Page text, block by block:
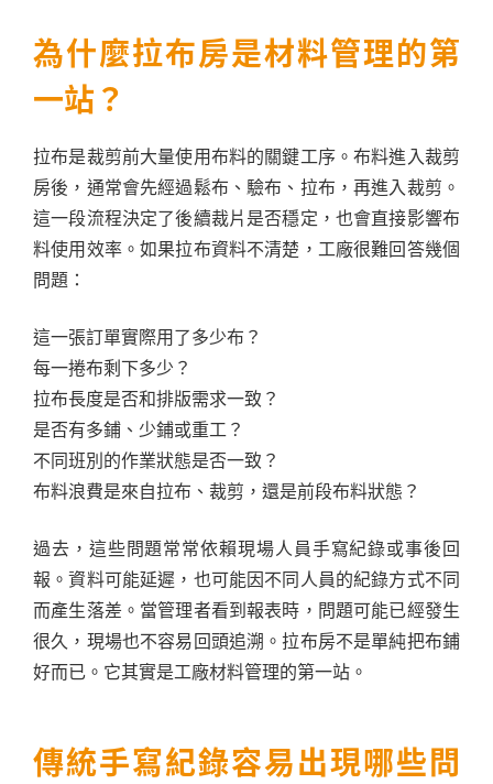
為什麼拉布房是材料管理的第
一站？
拉布是裁剪前大量使用布料的關鍵工序。布料進入裁剪
房後，通常會先經過鬆布、驗布、拉布，再進入裁剪。
這一段流程決定了後續裁片是否穩定，也會直接影響布
料使用效率。如果拉布資料不清楚，工廠很難回答幾個
問題：
這一張訂單實際用了多少布？
每一捲布剩下多少？
拉布長度是否和排版需求一致？
是否有多鋪、少鋪或重工？
不同班別的作業狀態是否一致？
布料浪費是來自拉布、裁剪，還是前段布料狀態？
過去，這些問題常常依賴現場人員手寫紀錄或事後回
報。資料可能延遲，也可能因不同人員的紀錄方式不同
而產生落差。當管理者看到報表時，問題可能已經發生
很久，現場也不容易回頭追溯。拉布房不是單純把布鋪
好而已。它其實是工廠材料管理的第一站。
傳統手寫紀錄容易出現哪些問